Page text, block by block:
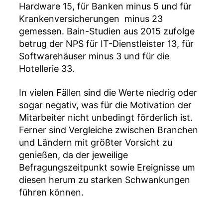
Hardware 15, für Banken minus 5 und für
Krankenversicherungen minus 23
gemessen. Bain-Studien aus 2015 zufolge
betrug der NPS für IT-Dienstleister 13, für
Softwarehäuser minus 3 und für die
Hotellerie 33.
In vielen Fällen sind die Werte niedrig oder
sogar negativ, was für die Motivation der
Mitarbeiter nicht unbedingt förderlich ist.
Ferner sind Vergleiche zwischen Branchen
und Ländern mit größter Vorsicht zu
genießen, da der jeweilige
Befragungszeitpunkt sowie Ereignisse um
diesen herum zu starken Schwankungen
führen können.